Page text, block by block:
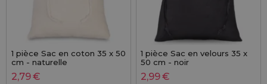
1 pièce Sac en coton 35 x 50
cm - naturelle
2,79€
1 pièce Sac en velours 35 x
50 cm - noir
2,99€